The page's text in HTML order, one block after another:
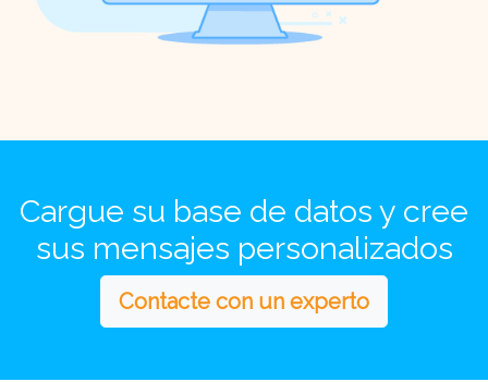
Cargue su base de datos y cree
sus mensajes personalizados
Contacte con un experto